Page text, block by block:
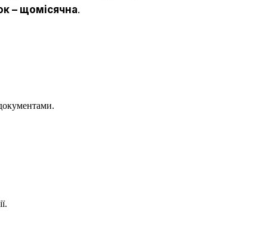
– щомісячна.